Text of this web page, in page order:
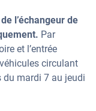
l’échangeur de
Par
et l’entrée
circulant
du mardi 7 au jeudi